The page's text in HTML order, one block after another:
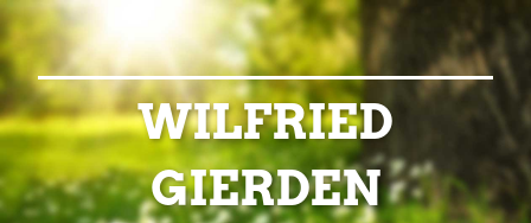
WILFRIED
GIERDEN